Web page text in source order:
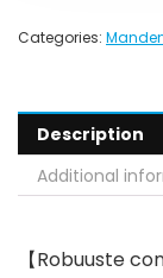
Categories:
Description
Additional
【Robuuste